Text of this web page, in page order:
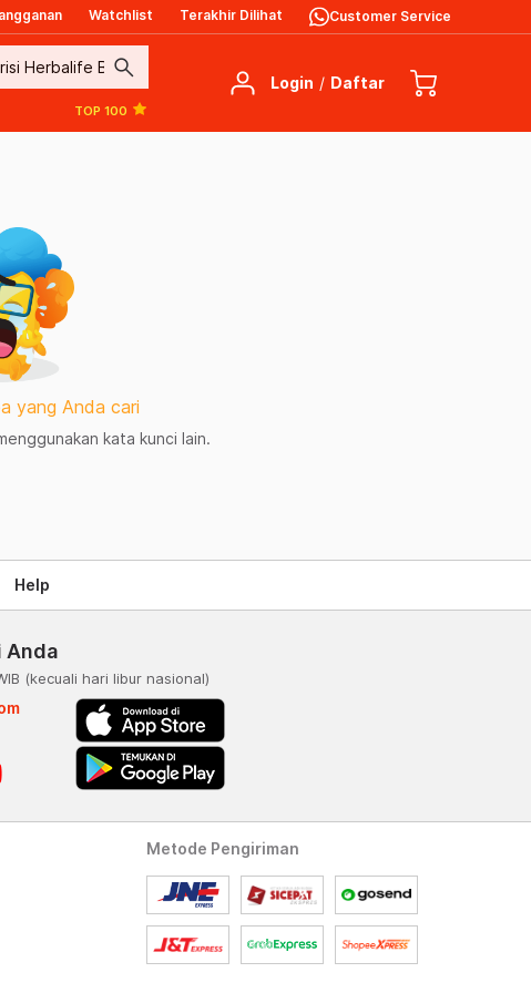
Watchlist Terakhir Dilihat Customer Service
search
TOP 100
Login / Daftar
yang Anda cari
kata kunci lain.
Help
Anda
(kecuali hari libur nasional)
Metode Pengiriman